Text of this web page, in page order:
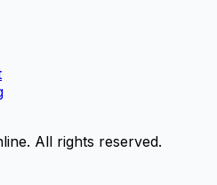
. All rights reserved.